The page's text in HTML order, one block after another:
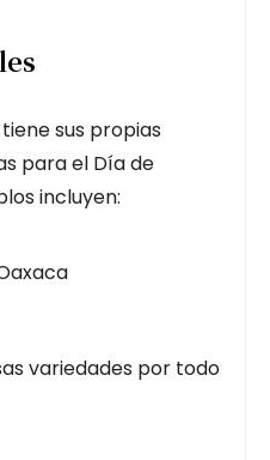
sus propias
para el Día de
incluyen:
variedades por todo